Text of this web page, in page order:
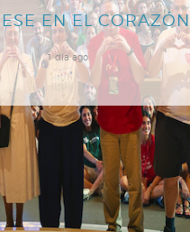
EN EL CORAZÓN
1 día ago